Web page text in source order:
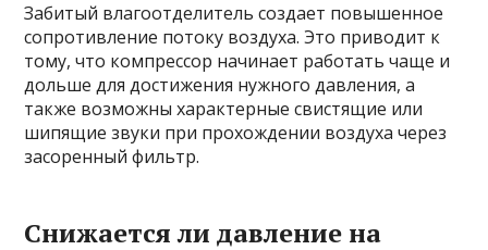
Забитый влагоотделитель создает повышенное
сопротивление потоку воздуха. Это приводит к
тому, что компрессор начинает работать чаще и
дольше для достижения нужного давления, а
также возможны характерные свистящие или
шипящие звуки при прохождении воздуха через
засоренный фильтр.
Снижается ли давление на